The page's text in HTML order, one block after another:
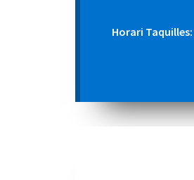
Horari Taquilles: